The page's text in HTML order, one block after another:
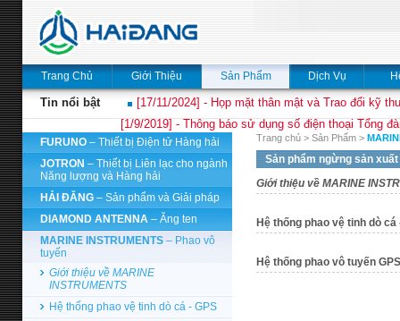
Trang Chủ Giới Thiệu Sản Phẩm Dịch Vụ
Tin nổi bật
[17/11/2024] - Họp mặt thân mật và Trao đổi kỹ
[1/9/2019] - Thông báo sử dụng số điện thoại Tổng
FURUNO – Thiết bị Điện tử Hàng hải
JOTRON – Thiết bị Liên lạc cho ngành
Năng lượng và Hàng hải
HẢI ĐĂNG – Sản phẩm và Giải pháp
DIAMOND ANTENNA – Ăng ten
MARINE INSTRUMENTS – Phao vô
tuyến
Giới thiệu về MARINE
INSTRUMENTS
Hệ thống phao vệ tinh dò cá - GPS
Trang chủ > Sản Phẩm >
Sản phẩm ngừng sản xuất
Giới thiệu về MARINE
Hệ thống phao vệ tinh dò cá
Hệ thống phao vô tuyến GPS